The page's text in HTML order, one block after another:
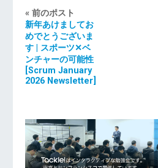
« 前のポスト
新年あけましてお
めでとうございま
す | スポーツ✕ベ
ンチャーの可能性
[Scrum January
2026 Newsletter]